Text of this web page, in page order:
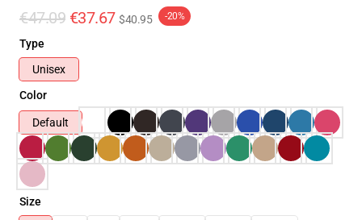
€47.09 €37.67 $40.95 -20%
Type
Unisex
Color
Default
Size